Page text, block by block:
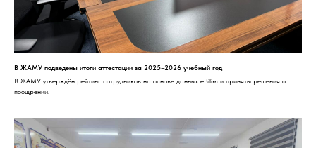
В ЖАМУ подведены итоги аттестации за 2025–2026 учебный год
В ЖАМУ утверждён рейтинг сотрудников на основе данных eBilim и приняты решения о
поощрении.